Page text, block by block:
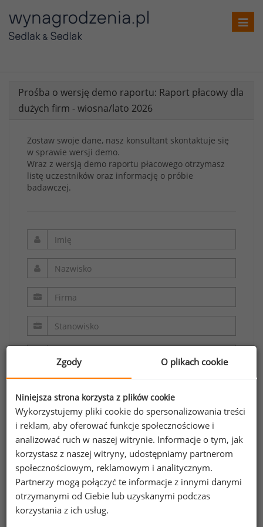
Prośba o wersję demo raportu: Raport płacowy dla
dużych firm - wiosna/lato 2026
Zostaw swoje dane, nasz konsultant skontaktuje się
w sprawie wersji demo.
Wraz z wersją demo raportu płacowego otrzymasz
listę uczestników oraz informację o próbie
badawczej.
Oświadczam, że zapoznałem/zapoznałam się z
regulaminem.
Wyrażam zgodę na przetwarzanie moich
danych osobowych zawartych w formularzu
Zgody O plikach cookie
Niniejsza strona korzysta z plików cookie
Wykorzystujemy pliki cookie do spersonalizowania treści
i reklam, aby oferować funkcje społecznościowe i
analizować ruch w naszej witrynie. Informacje o tym, jak
korzystasz z naszej witryny, udostępniamy partnerom
społecznościowym, reklamowym i analitycznym.
Partnerzy mogą połączyć te informacje z innymi danymi
otrzymanymi od Ciebie lub uzyskanymi podczas
korzystania z ich usług.